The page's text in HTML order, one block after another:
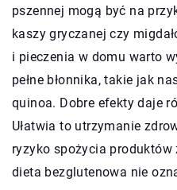
pszennej mogą być na
kaszy gryczanej czy
i pieczenia w domu warto
pełne błonnika, takie jak
quinoa. Dobre efekty daje
Ułatwia to utrzymanie
ryzyko spożycia
dieta bezglutenowa nie